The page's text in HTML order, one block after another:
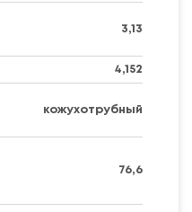
3,13
4,152
кожухотрубный
76,6